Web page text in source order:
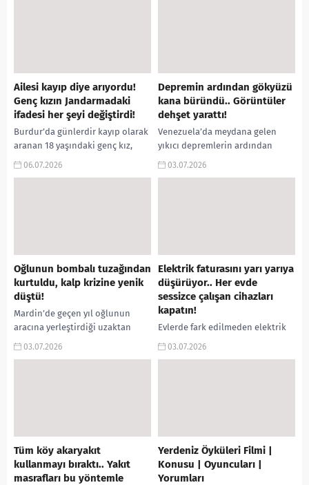
Ailesi kayıp diye arıyordu!
Genç kızın Jandarmadaki
ifadesi her şeyi değiştirdi!
Burdur’da günlerdir kayıp olarak
aranan 18 yaşındaki genç kız,
Yozgat’ta jandarmaya başvurarak
06.07.2026
Depremin ardından gökyüzü
kana büründü.. Görüntüler
dehşet yarattı!
Venezuela’da meydana gelen
yıkıcı depremlerin ardından
başkent Caracas’ta gökyüzünün
03.07.2026
Oğlunun bombalı tuzağından
kurtuldu, kalp krizine yenik
düştü!
Mardin’de geçen yıl oğlunun
aracına yerleştirdiği uzaktan
kumandalı bombayı son anda
03.07.2026
Elektrik faturasını yarı yarıya
düşürüyor.. Her evde
sessizce çalışan cihazları
kapatın!
Evlerde fark edilmeden elektrik
tüketmeye devam eden bazı
03.07.2026
Tüm köy akaryakıt
kullanmayı bıraktı.. Yakıt
masrafları bu yöntemle
Yerdeniz Öyküleri Filmi |
Konusu | Oyuncuları |
Yorumları